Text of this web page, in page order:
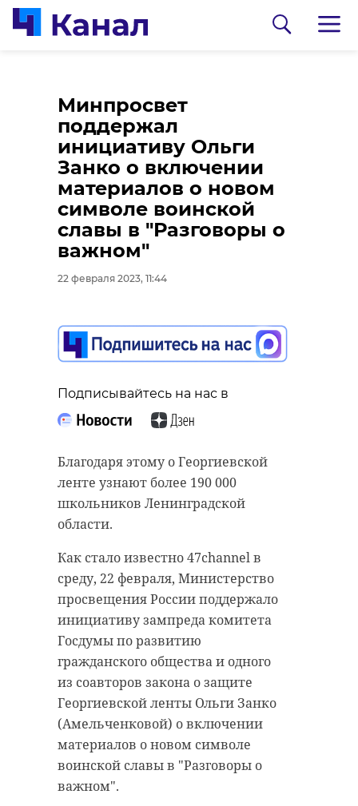
Минпросвет
поддержал
инициативу Ольги
Занко о включении
материалов о новом
символе воинской
славы в "Разговоры о
важном"
22 февраля 2023, 11:44
Подписывайтесь на нас в
Благодаря этому о Георгиевской
ленте узнают более 190 000
школьников Ленинградской
области.
Как стало известно 47channel в
среду, 22 февраля, Министерство
просвещения России поддержало
инициативу зампреда комитета
Госдумы по развитию
гражданского общества и одного
из соавторов закона о защите
Георгиевской ленты Ольги Занко
(Амельченковой) о включении
материалов о новом символе
воинской славы в "Разговоры о
важном".
В парке Монрепо
ребенка едва спасли
от недружелюбной
собаки
22 февраля 2023, 11:38
район Ленинградской области)
стали часто встречать собаку с
недружелюбно относится к
посетителям. Недавно она
попыталась напасть на ребенка:
юного туриста едва удалось
Сотрудники музея-заповедника
напомнили, что в парке могут
находиться только те животные,
которые постоянно обитают в
Монрепо. Жителей Выборга
попросили следить за своими
питомцами, ведь на шее
недружелюбного хвостатого
заметен ошейник с обрывком
поводка.
«Если вы узнали свою собаку,
0:00 / 0:00
Видео: 47channel
Дмитрий Кабацкий
возложил цветы к
Советского Союза в
Енакиево
Подписывайтесь на нас в
Вечная память Героям. В среду, 22
февраля, представитель от
Ленинградской области Дмитрий
Кабацкий возложил цветы к
мемориалу Героям Советского
Союза в Енакиево (ДНР).
Как отметил представитель от 47
региона, памятник задумывался
как символ живущей памяти о